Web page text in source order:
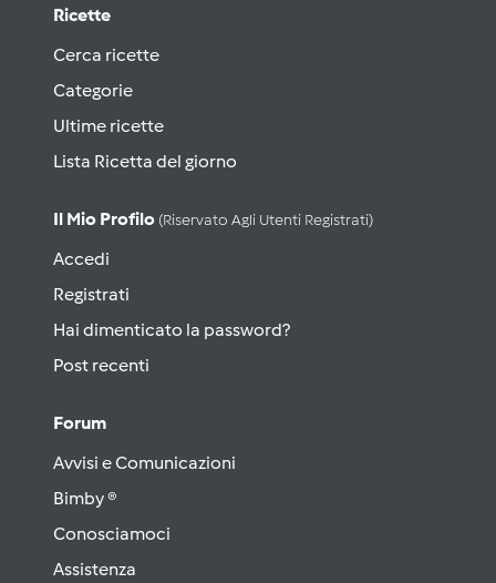
Ricette
Cerca ricette
Categorie
Ultime ricette
Lista Ricetta del giorno
Il Mio Profilo (riservato Agli Utenti Registrati)
Accedi
Registrati
Hai dimenticato la password?
Post recenti
Forum
Avvisi e Comunicazioni
Bimby ®
Conosciamoci
Assistenza